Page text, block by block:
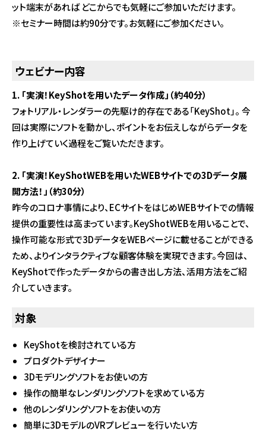
ット端末があれば どこからでも気軽にご参加いただけます。
※セミナー時間は約90分です。お気軽にご参加ください。
ウェビナー内容
1. 「実演！KeyShotを用いたデータ作成」（約40分）
フォトリアル・レンダラーの先駆け的存在である「KeyShot」。 今
回は実際にソフトを動かし、ポイントをお伝えしながらデータを
作り上げていく過程をご覧いただきます。
2. 「実演！KeyShotWEBを用いたWEBサイトでの3Dデータ展
開方法！」（約30分）
昨今のコロナ事情により、ECサイトをはじめWEBサイトでの情報
提供の重要性は高まっています。KeyShotWEBを用いることで、
操作可能な形式で3DデータをWEBページに載せることができる
ため、よりインタラクティブな顧客体験を実現できます。今回は、
KeyShotで作ったデータからの書き出し方法、活用方法をご紹
介していきます。
対象
KeyShotを検討されている方
プロダクトデザイナー
3Dモデリングソフトをお使いの方
操作の簡単なレンダリングソフトを求めている方
他のレンダリングソフトをお使いの方
簡単に3DモデルのVRプレビューを行いたい方